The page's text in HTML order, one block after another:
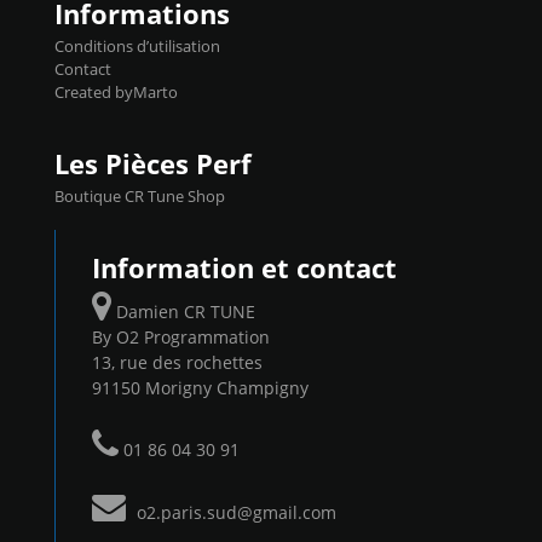
Informations
Conditions d’utilisation
Contact
Created byMarto
Les Pièces Perf
Boutique CR Tune Shop
Information et contact
Damien CR TUNE
By O2 Programmation
13, rue des rochettes
91150 Morigny Champigny
01 86 04 30 91
o2.paris.sud@gmail.com